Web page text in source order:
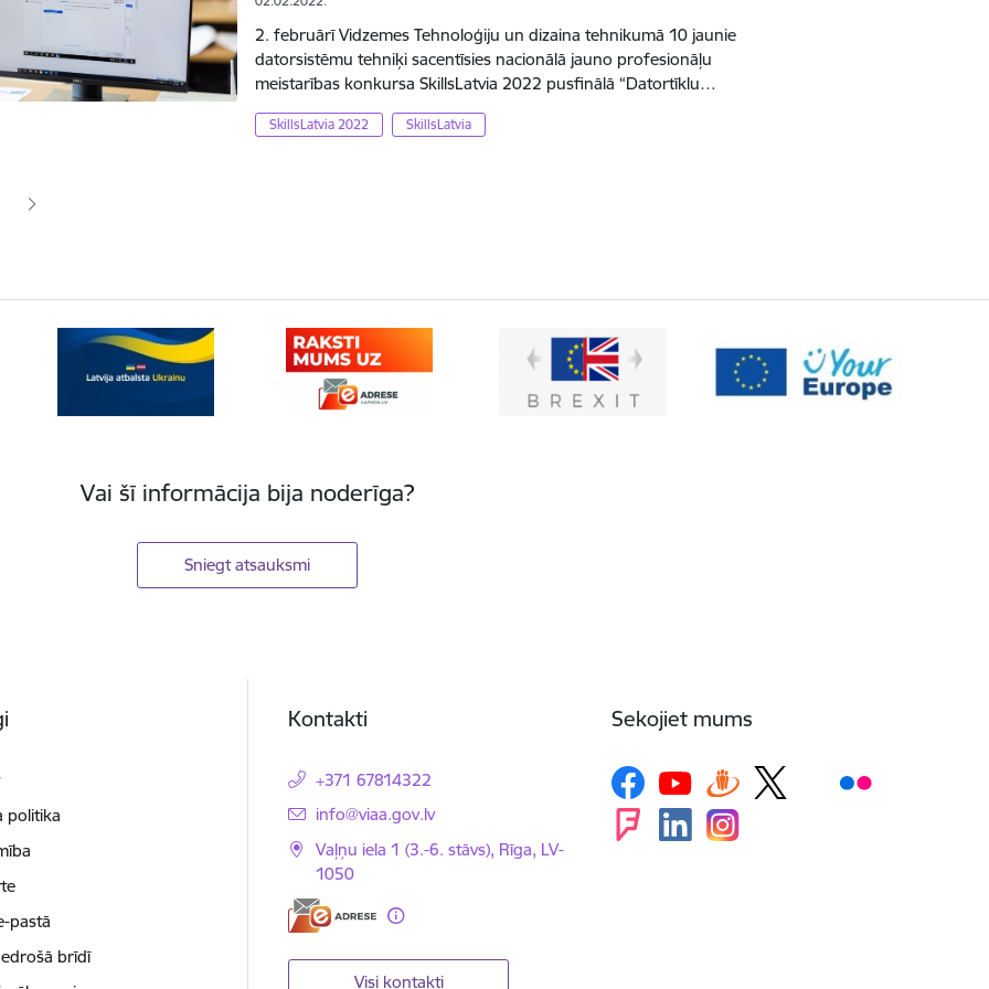
2. februārī Vidzemes Tehnoloģiju un dizaina tehnikumā 10 jaunie
datorsistēmu tehniķi sacentīsies nacionālā jauno profesionāļu
meistarības konkursa SkillsLatvia 2022 pusfinālā “Datortīklu…
SkillsLatvia 2022 SkillsLatvia
lapa
Vai šī informācija bija noderīga?
Sniegt atsauksmi
politika
pastā
brīdī
Kontakti
+371 67814322
E-pasts:
info@viaa.gov.lv
Vaļņu iela 1 (3.-6. stāvs), Rīga, LV-
1050
Visi kontakti
Sekojiet mums